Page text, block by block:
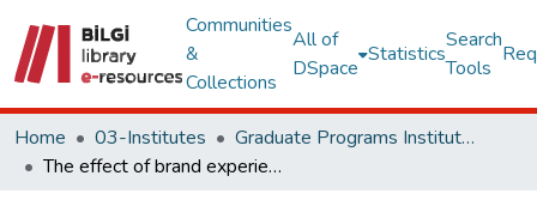
Communities
&
Collections
All of
DSpace
Statistics
Search
Tools
Home 03-Institutes
Graduate Programs Institute Thesis Collection
The effect of brand experience and brand personality on consumer-brand relationships and impulsive buying behavior